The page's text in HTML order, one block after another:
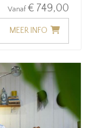
Vanaf € 749,00
MEER INFO